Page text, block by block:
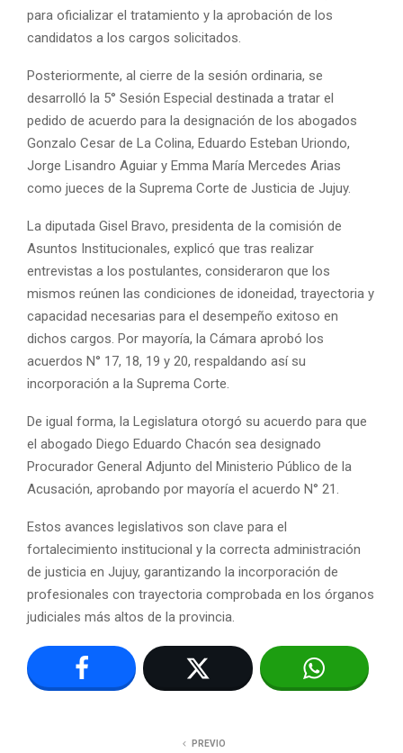
para oficializar el tratamiento y la aprobación de los
candidatos a los cargos solicitados.
Posteriormente, al cierre de la sesión ordinaria, se
desarrolló la 5° Sesión Especial destinada a tratar el
pedido de acuerdo para la designación de los abogados
Gonzalo Cesar de La Colina, Eduardo Esteban Uriondo,
Jorge Lisandro Aguiar y Emma María Mercedes Arias
como jueces de la Suprema Corte de Justicia de Jujuy.
La diputada Gisel Bravo, presidenta de la comisión de
Asuntos Institucionales, explicó que tras realizar
entrevistas a los postulantes, consideraron que los
mismos reúnen las condiciones de idoneidad, trayectoria y
capacidad necesarias para el desempeño exitoso en
dichos cargos. Por mayoría, la Cámara aprobó los
acuerdos N° 17, 18, 19 y 20, respaldando así su
incorporación a la Suprema Corte.
De igual forma, la Legislatura otorgó su acuerdo para que
el abogado Diego Eduardo Chacón sea designado
Procurador General Adjunto del Ministerio Público de la
Acusación, aprobando por mayoría el acuerdo N° 21.
Estos avances legislativos son clave para el
fortalecimiento institucional y la correcta administración
de justicia en Jujuy, garantizando la incorporación de
profesionales con trayectoria comprobada en los órganos
judiciales más altos de la provincia.
PREVIO